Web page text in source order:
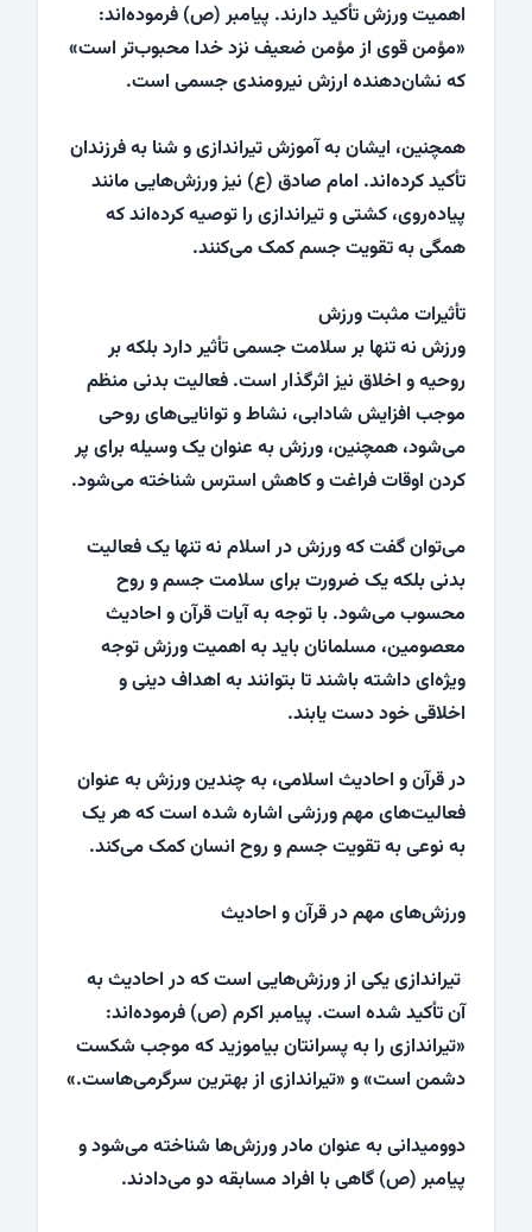
اهمیت ورزش تأکید دارند. پیامبر (ص) فرموده‌اند:
«مؤمن قوی از مؤمن ضعیف نزد خدا محبوب‌تر است»
که نشان‌دهنده ارزش نیرومندی جسمی است.
همچنین، ایشان به آموزش تیراندازی و شنا به فرزندان
تأکید کرده‌اند. امام صادق (ع) نیز ورزش‌هایی مانند
پیاده‌روی، کشتی و تیراندازی را توصیه کرده‌اند که
همگی به تقویت جسم کمک می‌کنند.
تأثیرات مثبت ورزش
ورزش نه تنها بر سلامت جسمی تأثیر دارد بلکه بر
روحیه و اخلاق نیز اثرگذار است. فعالیت بدنی منظم
موجب افزایش شادابی، نشاط و توانایی‌های روحی
می‌شود، همچنین، ورزش به عنوان یک وسیله برای پر
کردن اوقات فراغت و کاهش استرس شناخته می‌شود.
می‌توان گفت که ورزش در اسلام نه تنها یک فعالیت
بدنی بلکه یک ضرورت برای سلامت جسم و روح
محسوب می‌شود. با توجه به آیات قرآن و احادیث
معصومین، مسلمانان باید به اهمیت ورزش توجه
ویژه‌ای داشته باشند تا بتوانند به اهداف دینی و
اخلاقی خود دست یابند.
در قرآن و احادیث اسلامی، به چندین ورزش به عنوان
فعالیت‌های مهم ورزشی اشاره شده است که هر یک
به نوعی به تقویت جسم و روح انسان کمک می‌کند.
ورزش‌های مهم در قرآن و احادیث
تیراندازی یکی از ورزش‌هایی است که در احادیث به
آن تأکید شده است. پیامبر اکرم (ص) فرموده‌اند:
«تیراندازی را به پسرانتان بیاموزید که موجب شکست
دشمن است» و «تیراندازی از بهترین سرگرمی‌هاست.»
دوومیدانی به عنوان مادر ورزش‌ها شناخته می‌شود و
پیامبر (ص) گاهی با افراد مسابقه دو می‌دادند.